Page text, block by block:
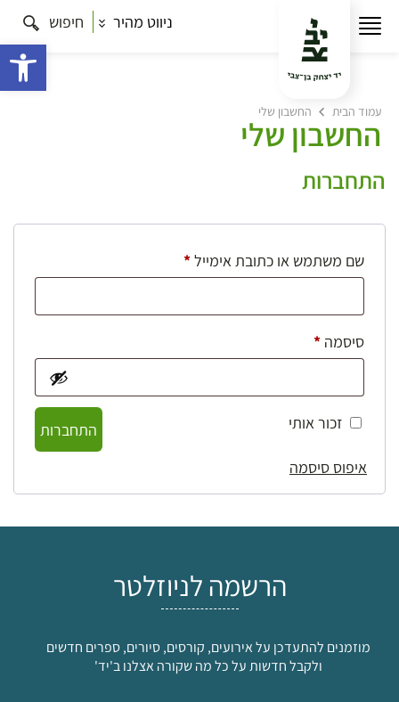
ניווט מהיר חיפוש
עמוד הבית החשבון שלי
החשבון שלי
התחברות
שם משתמש או כתובת אימייל*חובה
סיסמה *חובה
זכור אותי
התחברות
איפוס סיסמה
הרשמה לניוזלטר
מוזמנים להתעדכן על אירועים, קורסים, סיורים, ספרים חדשים
ולקבל חדשות על כל מה שקורה אצלנו ב'יד'